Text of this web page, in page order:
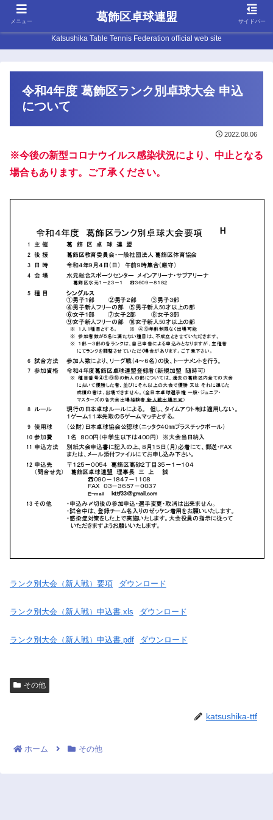
Katsushika Table Tennis Federation official web site
令和4年度 葛飾区ランク別卓球大会 申込
について
2022.08.06
※今後の新型コロナウイルス感染状況により、中止となる
場合もあります。ご了承ください。
ランク別大会（新人戦）要項 ダウンロード
ランク別大会（新人戦）申込書.xls ダウンロード
ランク別大会（新人戦）申込書.pdf ダウンロード
その他
katsushika-ttf
ホーム その他
メニュー 葛飾区卓球連盟 サイドバー